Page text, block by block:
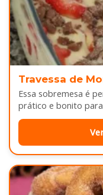
Travessa de
Essa sobremesa é
prático e bonito
aniversários ou…